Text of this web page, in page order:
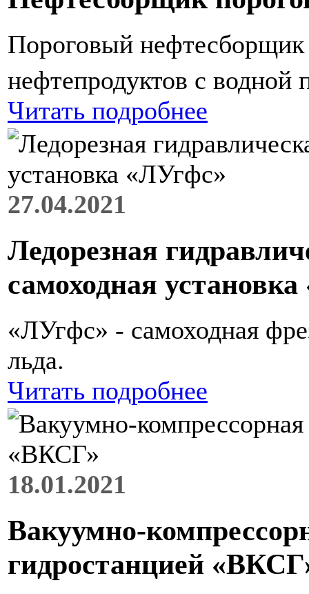
Пороговый
нефтепродуктов с водной
Читать подробнее
27.04.2021
Ледорезная
самоходная
«ЛУгфс» - самоходная
льда.
Читать подробнее
18.01.2021
Вакуумно-
гидростанцией